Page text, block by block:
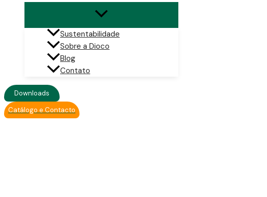
Sustentabilidade
Sobre a Dioco
Blog
Contato
Downloads
Catálogo e Contacto